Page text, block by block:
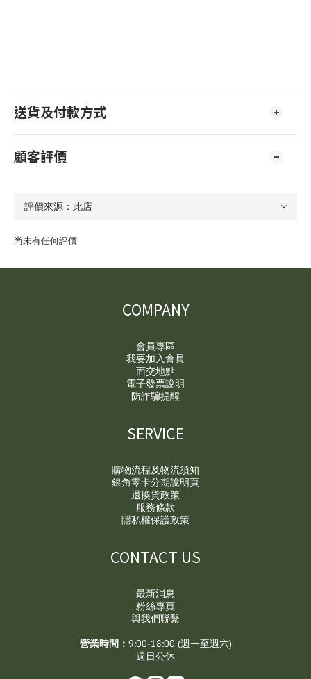
送貨及付款方式
顧客評價
尚未有任何評價
COMPANY
會員專區
我要加入會員
面交地點
電子發票說明
防詐騙提醒
SERVICE
購物流程及物流須知
銀角零卡分期說明頁
退換貨政策
服務條款
隱私權保護政策
CONTACT US
最新消息
粉絲專頁
與我們聯繫
營業時間： 9:00-18:00 (週一至週六)
週日公休